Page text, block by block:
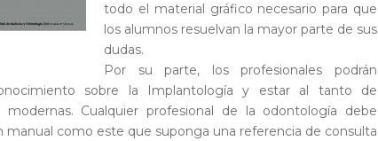
todo el material gráfico necesario para que
los alumnos resuelvan la mayor parte de sus
dudas.
Por su parte, los profesionales podrán
sobre la Implantología y estar al tanto de
modernas. Cualquier profesional de la odontología debe
manual como este que suponga una referencia de consulta